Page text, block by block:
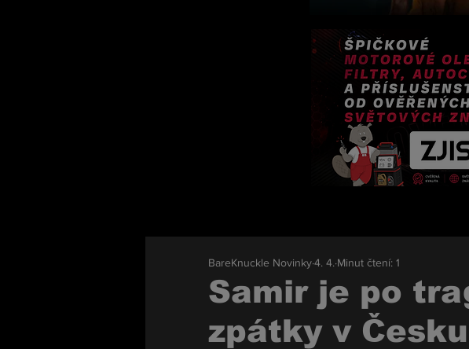
Samir je po
zpátky v
BareKnuckle Novinky4. 4. Minut čtení: 1